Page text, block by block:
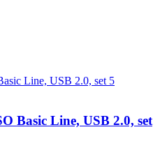
Basic Line, USB 2.0, set